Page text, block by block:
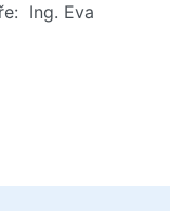
Ing. Eva